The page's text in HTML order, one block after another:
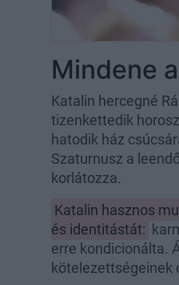
Mindene
Katalin hercegné
tizenkettedik
hatodik ház
Szaturnusz a
korlátozza.
Katalin hasznos
és identitástát:
erre kondicionálta.
kötelezettségeinek